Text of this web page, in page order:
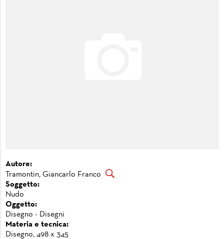
Autore:
Tramontin, Giancarlo Franco
Soggetto:
Nudo
Oggetto:
Disegno - Disegni
Materia e tecnica:
Disegno, 498 x 345